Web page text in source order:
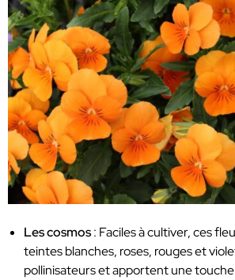
Les cosmos: Faciles à cultiver, ces
teintes blanches, roses, rouges et
pollinisateurs et apportent une